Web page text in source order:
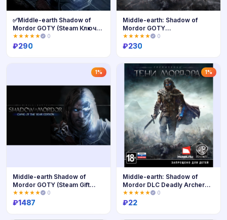
✅Middle-earth Shadow of
Mordor GOTY (Steam Ключ
РФ+Мир)
★★★★★ 0
₽290
Купить
Middle-earth: Shadow of
Mordor GOTY
🔵(STEAM/GLOBAL)
★★★★★ 0
₽230
1%
Middle-earth Shadow of
Mordor GOTY (Steam Gift
RegFree)
★★★★★ 0
₽1487
1%
Middle-earth: Shadow of
Mordor DLC Deadly Archer
Rune
★★★★★ 0
₽22